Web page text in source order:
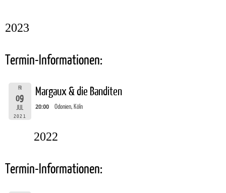
2023
Termin-Informationen:
FR
09
JUL
2021
Margaux & die Banditen
20:00 Odonien, Köln
2022
Termin-Informationen: